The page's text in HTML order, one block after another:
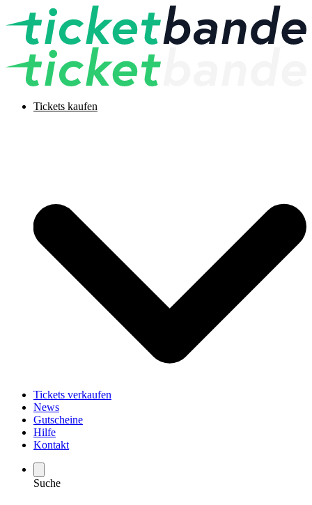
Tickets kaufen
Tickets verkaufen
News
Gutscheine
Hilfe
Kontakt
Suche